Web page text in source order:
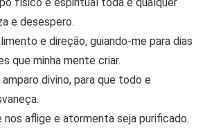
e desespero.
e direção, guiando-me para dias
que minha mente criar.
divino, para que todo e
nos aflige e atormenta seja purificado.